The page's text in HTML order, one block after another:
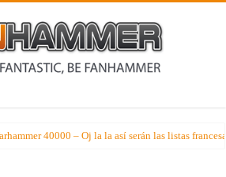
Library donde tendremos al caótico personaje